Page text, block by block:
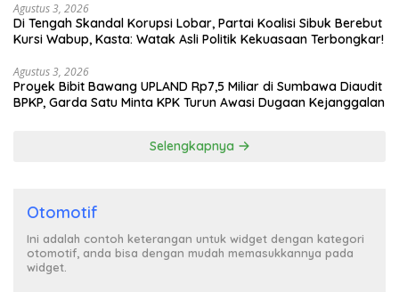
Agustus 3, 2026
Di Tengah Skandal Korupsi Lobar, Partai Koalisi Sibuk Berebut
Kursi Wabup, Kasta: Watak Asli Politik Kekuasaan Terbongkar!
Agustus 3, 2026
Proyek Bibit Bawang UPLAND Rp7,5 Miliar di Sumbawa Diaudit
BPKP, Garda Satu Minta KPK Turun Awasi Dugaan Kejanggalan
Selengkapnya
Otomotif
Ini adalah contoh keterangan untuk widget dengan kategori
otomotif, anda bisa dengan mudah memasukkannya pada
widget.